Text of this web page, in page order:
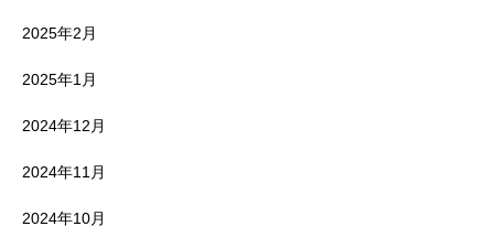
2025年2月
2025年1月
2024年12月
2024年11月
2024年10月